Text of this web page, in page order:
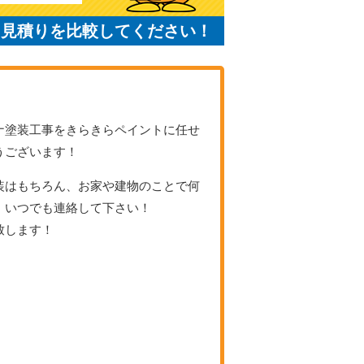
積りを比較してください！
装工事をきらきらペイントに任せ
ざいます！
もちろん、お家や建物のことで何
つでも連絡して下さい！
ます！